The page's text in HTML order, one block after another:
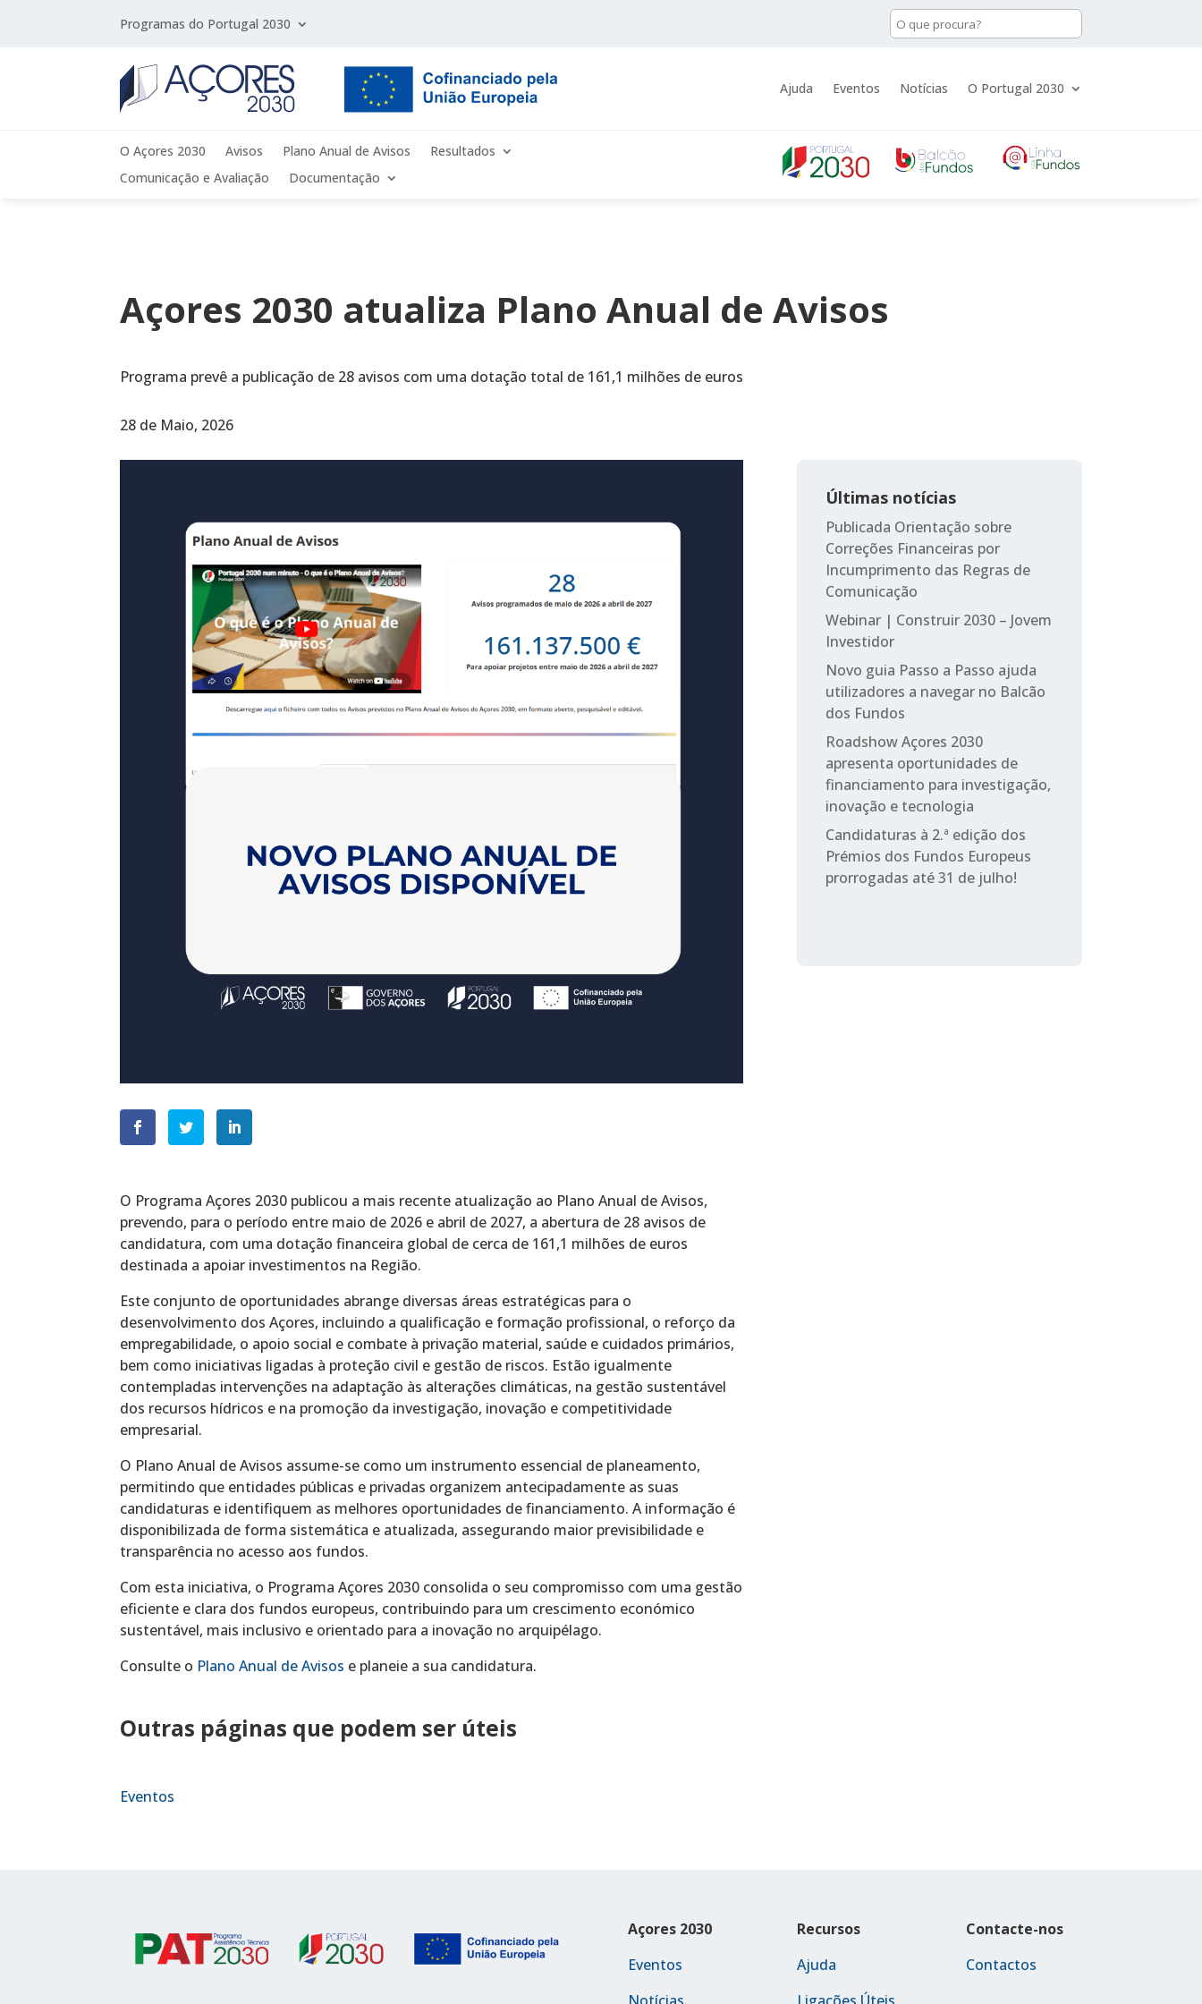
Programas do Portugal 2030
Ajuda Eventos Notícias O Portugal 2030
O Açores 2030 Avisos Plano Anual de Avisos
Resultados
Comunicação e Avaliação
Documentação
Açores 2030 atualiza Plano Anual de Avisos
Programa prevê a publicação de 28 avisos com uma dotação total de 161,1 milhões de euros
28 de Maio, 2026
O Programa Açores 2030 publicou a mais recente atualização ao Plano Anual de Avisos,
prevendo, para o período entre maio de 2026 e abril de 2027, a abertura de 28 avisos de
candidatura, com uma dotação financeira global de cerca de 161,1 milhões de euros
destinada a apoiar investimentos na Região.
Este conjunto de oportunidades abrange diversas áreas estratégicas para o
desenvolvimento dos Açores, incluindo a qualificação e formação profissional, o reforço da
empregabilidade, o apoio social e combate à privação material, saúde e cuidados primários,
bem como iniciativas ligadas à proteção civil e gestão de riscos. Estão igualmente
contempladas intervenções na adaptação às alterações climáticas, na gestão sustentável
dos recursos hídricos e na promoção da investigação, inovação e competitividade
empresarial.
O Plano Anual de Avisos assume-se como um instrumento essencial de planeamento,
permitindo que entidades públicas e privadas organizem antecipadamente as suas
candidaturas e identifiquem as melhores oportunidades de financiamento. A informação é
disponibilizada de forma sistemática e atualizada, assegurando maior previsibilidade e
transparência no acesso aos fundos.
Com esta iniciativa, o Programa Açores 2030 consolida o seu compromisso com uma gestão
eficiente e clara dos fundos europeus, contribuindo para um crescimento económico
sustentável, mais inclusivo e orientado para a inovação no arquipélago.
Consulte o Plano Anual de Avisos e planeie a sua candidatura.
Últimas notícias
Publicada Orientação sobre
Correções Financeiras por
Incumprimento das Regras de
Comunicação
Webinar | Construir 2030 – Jovem
Investidor
Novo guia Passo a Passo ajuda
utilizadores a navegar no Balcão
dos Fundos
Roadshow Açores 2030
apresenta oportunidades de
financiamento para investigação,
inovação e tecnologia
Candidaturas à 2.ª edição dos
Prémios dos Fundos Europeus
prorrogadas até 31 de julho!
Outras páginas que podem ser úteis
Eventos
Açores 2030
Eventos
Notícias
Recursos
Ajuda
Ligações Úteis
Contacte-nos
Contactos